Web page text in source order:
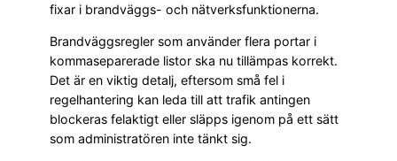
fixar i brandväggs- och nätverksfunktionerna.
Brandväggsregler som använder flera portar i
kommaseparerade listor ska nu tillämpas korrekt.
Det är en viktig detalj, eftersom små fel i
regelhantering kan leda till att trafik antingen
blockeras felaktigt eller släpps igenom på ett sätt
som administratören inte tänkt sig.